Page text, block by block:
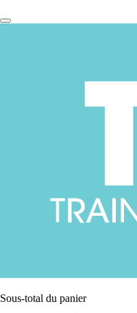
Sous-total du panier